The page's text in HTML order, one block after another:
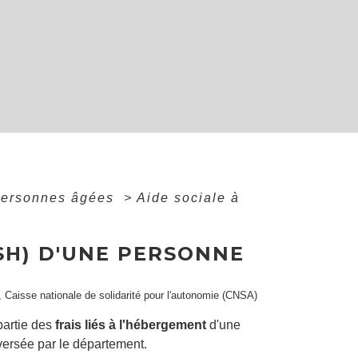
âgées > Aide sociale à
D'UNE PERSONNE
nationale de solidarité pour l'autonomie (CNSA)
des frais liés à l'hébergementd'une
par le département.